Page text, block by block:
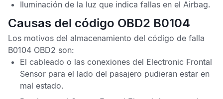
Iluminación de la luz que indica fallas en el Airbag.
Causas del código OBD2 B0104
Los motivos del almacenamiento del código de falla
B0104 OBD2 son:
El cableado o las conexiones del Electronic Frontal
Sensor para el lado del pasajero pudieran estar en
mal estado.